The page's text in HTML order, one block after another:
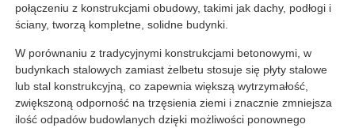
Skontaktuj się z nami
Poprosić o wycenę
Dom prefabrykowany ze stali lekkiej
połączeniu z konstrukcjami obudowy, takimi jak dachy, podłogi i
ściany, tworzą kompletne, solidne budynki.
W porównaniu z tradycyjnymi konstrukcjami betonowymi, w
budynkach stalowych zamiast żelbetu stosuje się płyty stalowe
lub stal konstrukcyjną, co zapewnia większą wytrzymałość,
zwiększoną odporność na trzęsienia ziemi i znacznie zmniejsza
ilość odpadów budowlanych dzięki możliwości ponownego